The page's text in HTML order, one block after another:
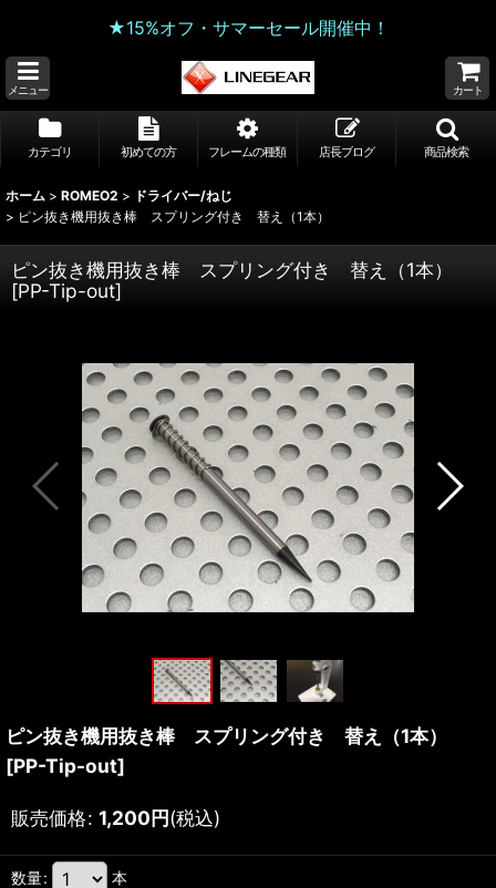
★15%オフ・サマーセール開催中！
メニュー カート
カテゴリ 初めての方 フレームの種類 店長ブログ 商品検索
ホーム > ROMEO2 > ドライバー/ねじ
> ピン抜き機用抜き棒 スプリング付き 替え（1本）
ピン抜き機用抜き棒 スプリング付き 替え（1本）
[PP-Tip-out]
ピン抜き機用抜き棒 スプリング付き 替え（1本）
[PP-Tip-out]
販売価格: 1,200円(税込)
数量: 本